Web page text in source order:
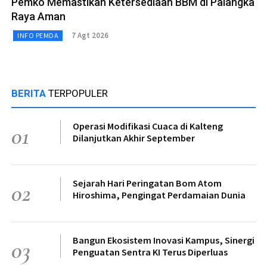
Raya Aman
INFO PEMDA 7 Agt 2026
BERITA TERPOPULER
01
Operasi Modifikasi Cuaca di Kalteng
Dilanjutkan Akhir September
02
Sejarah Hari Peringatan Bom Atom
Hiroshima, Pengingat Perdamaian Dunia
03
Bangun Ekosistem Inovasi Kampus, Sinergi
Penguatan Sentra KI Terus Diperluas